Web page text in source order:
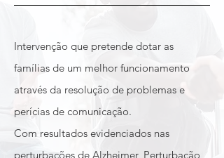
Intervenção que pretende dotar as
famílias de um melhor funcionamento
através da resolução de problemas e
perícias de comunicação.
Com resultados evidenciados nas
perturbações de Alzheimer, Perturbação